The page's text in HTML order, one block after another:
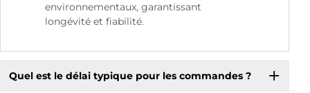
environnementaux, garantissant
longévité et fiabilité.
Quel est le délai typique pour les commandes ?